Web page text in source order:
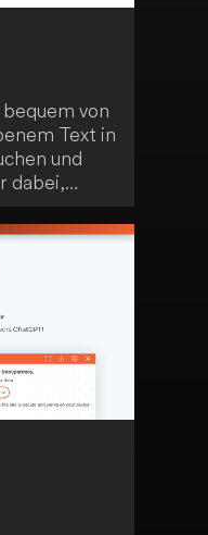
von
Text in
und
dabei,